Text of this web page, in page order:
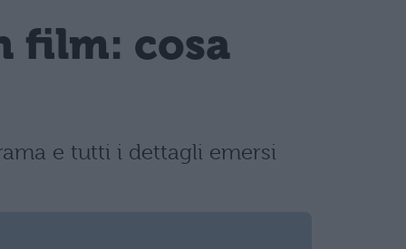
film: cosa
e tutti i dettagli emersi